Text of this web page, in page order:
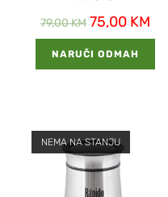
79,00KM 75,00 KM
NARUČI ODMAH
NEMA NA STANJU